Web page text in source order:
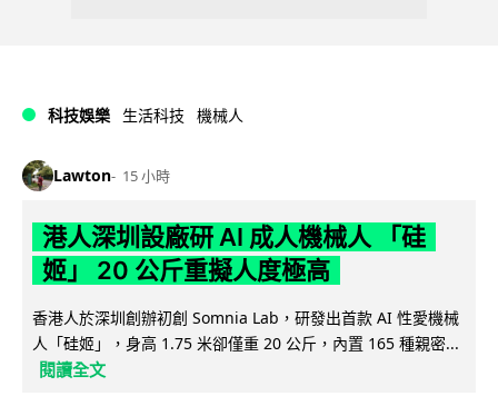
科技娛樂 生活科技 機械人
Lawton 15 小時
港人深圳設廠研 AI 成人機械人 「硅
姬」 20 公斤重擬人度極高
香港人於深圳創辦初創 Somnia Lab，研發出首款 AI 性愛機械
人「硅姬」，身高 1.75 米卻僅重 20 公斤，內置 165 種親密...
閱讀全文